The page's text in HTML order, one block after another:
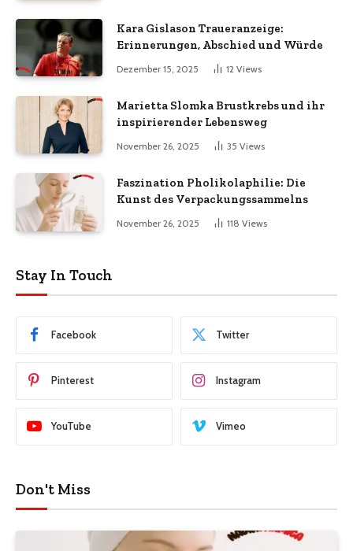
Kara Gislason Traueranzeige:
Erinnerungen, Abschied und Würde
Dezember 15, 2025 12 Views
Marietta Slomka Brustkrebs und ihr
inspirierender Lebensweg
November 26, 2025 35 Views
Faszination Pholikolaphilie: Die
Kunst des Verpackungssammelns
November 26, 2025 118 Views
Stay In Touch
Facebook Twitter
Pinterest Instagram
YouTube Vimeo
Don't Miss